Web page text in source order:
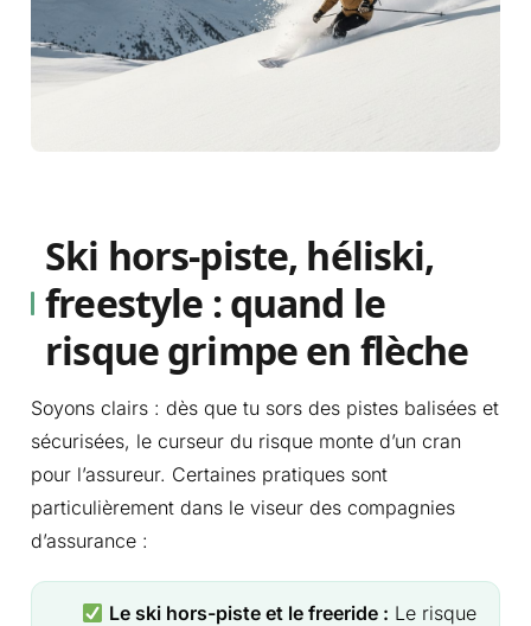
Ski hors-piste, héliski,
freestyle : quand le
risque grimpe en flèche
Soyons clairs : dès que tu sors des pistes balisées et
sécurisées, le curseur du risque monte d’un cran
pour l’assureur. Certaines pratiques sont
particulièrement dans le viseur des compagnies
d’assurance :
Le ski hors-piste et le freeride : Le risque